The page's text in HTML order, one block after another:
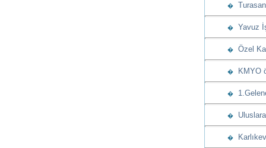
�
� Yavuz
� Özel
� KMYO
�
�
�